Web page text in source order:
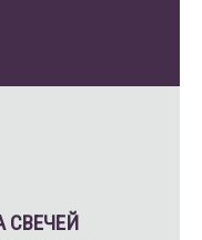
СВЕЧЕЙ